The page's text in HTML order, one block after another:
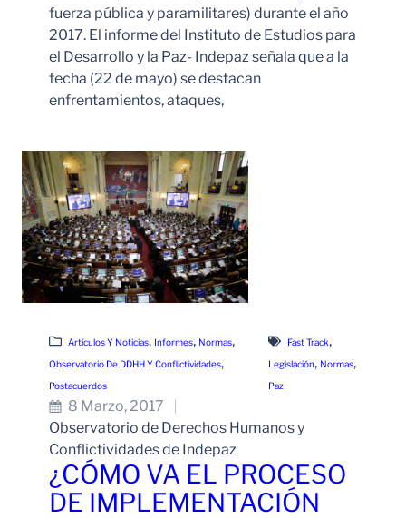
fuerza pública y paramilitares) durante el año
2017. El informe del Instituto de Estudios para
el Desarrollo y la Paz- Indepaz señala que a la
fecha (22 de mayo) se destacan
enfrentamientos, ataques,
Artículos Y Noticias, Informes, Normas
Observatorio De DDHH Y Conflictividades
Postacuerdos
Fast Track ,
Legislación, Normas ,
Paz
8 Marzo, 2017
Observatorio de Derechos Humanos y
Conflictividades de Indepaz
¿CÓMO VA EL PROCESO
DE IMPLEMENTACIÓN